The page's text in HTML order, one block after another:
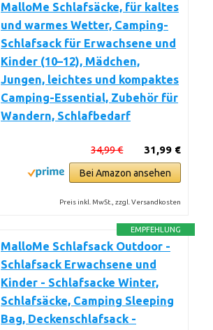
MalloMe Schlafsäcke, für kaltes
und warmes Wetter, Camping-
Schlafsack für Erwachsene und
Kinder (10–12), Mädchen,
Jungen, leichtes und kompaktes
Camping-Essential, Zubehör für
Wandern, Schlafbedarf
31,99 €
34,99 €
Bei Amazon ansehen
Preis inkl. MwSt., zzgl. Versandkosten
EMPFEHLUNG
MalloMe Schlafsack Outdoor -
Schlafsack Erwachsene und
Kinder - Schlafsacke Winter,
Schlafsäcke, Camping Sleeping
Bag, Deckenschlafsack -